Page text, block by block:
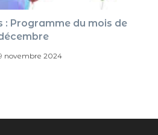
: Programme du mois de
novembre 2024